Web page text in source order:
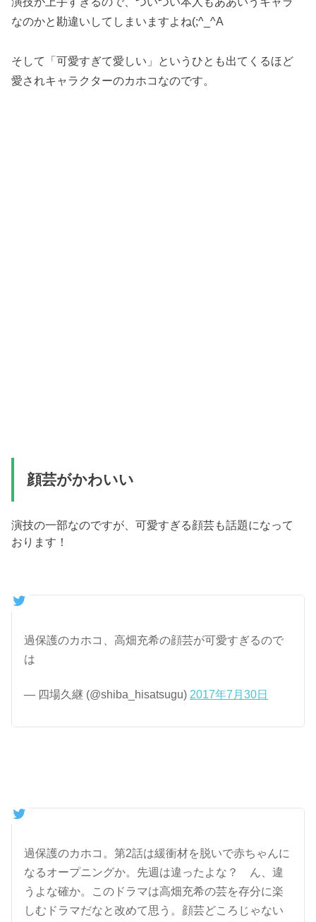
なのかと勘違いしてしまいますよね(;^_^A
そして「可愛すぎて愛しい」というひとも出てくるほど
愛されキャラクターのカホコなのです。
顔芸がかわいい
演技の一部なのですが、可愛すぎる顔芸も話題になって
おります！
過保護のカホコ、高畑充希の顔芸が可愛すぎるので
は
— 四場久継 (@shiba_hisatsugu) 2017年7月30日
過保護のカホコ。第2話は緩衝材を脱いで赤ちゃんに
なるオープニングか。先週は違ったよな？ ん、違
うよな確か。このドラマは高畑充希の芸を存分に楽
しむドラマだなと改めて思う。顔芸どころじゃない